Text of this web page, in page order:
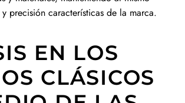
precisión características de la marca.
EN LOS
CLÁSICOS